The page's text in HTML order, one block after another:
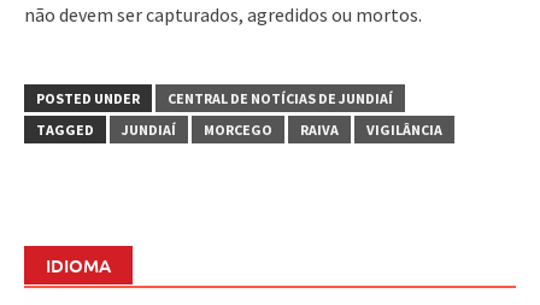
não devem ser capturados, agredidos ou mortos.
POSTED UNDER
CENTRAL DE NOTÍCIAS DE JUNDIAÍ
TAGGED
JUNDIAÍ MORCEGO RAIVA VIGILÂNCIA
IDIOMA